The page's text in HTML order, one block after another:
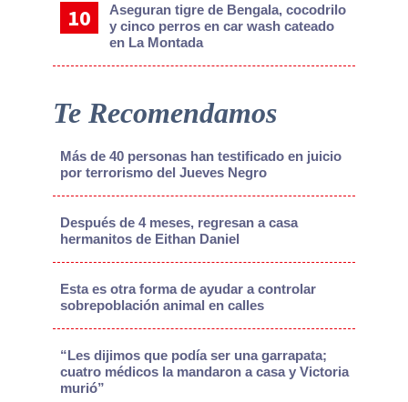
Aseguran tigre de Bengala, cocodrilo
y cinco perros en car wash cateado
en La Montada
Te Recomendamos
Más de 40 personas han testificado en juicio
por terrorismo del Jueves Negro
Después de 4 meses, regresan a casa
hermanitos de Eithan Daniel
Esta es otra forma de ayudar a controlar
sobrepoblación animal en calles
“Les dijimos que podía ser una garrapata;
cuatro médicos la mandaron a casa y Victoria
murió”